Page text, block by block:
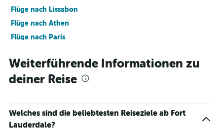
Flüge nach Lissabon
Flüge nach Athen
Flüge nach Paris
Flüge nach Palma de Mallorca
Flüge nach Antalya
Weiterführende Informationen zu
deiner Reise
Welches sind die beliebtesten Reiseziele ab Fort
Lauderdale?